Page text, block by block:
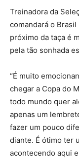
Treinadora da
comandará o
próximo da taça é
pela tão sonhada
“É muito
chegar a Copa do
todo mundo quer
apenas um
fazer um pouco
diante. É ótimo ter
acontecendo aqui